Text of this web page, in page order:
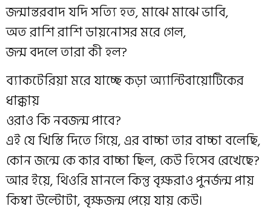
জন্মান্তরবাদ যদি সত্যি হত, মাঝে মাঝে ভাবি,
অত রাশি রাশি ডায়নোসর মরে গেল,
জন্ম বদলে তারা কী হল?
ব্যাকটেরিয়া মরে যাচ্ছে কড়া অ্যান্টিবায়োটিকের
ধাক্কায়
ওরাও কি নবজন্ম পাবে?
এই যে খিস্তি দিতে গিয়ে, এর বাচ্চা তার বাচ্চা বলেছি,
কোন জন্মে কে কার বাচ্চা ছিল, কেউ হিসেব রেখেছে?
আর ইয়ে, থিওরি মানলে কিন্তু বৃক্ষরাও পুনর্জন্ম পায়
কিম্বা উল্টোটা, বৃক্ষজন্ম পেয়ে যায় কেউ।